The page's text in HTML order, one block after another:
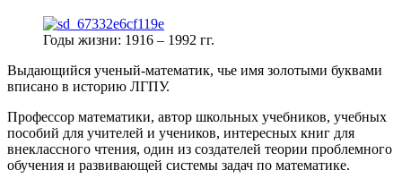
Годы жизни: 1916 – 1992 гг.
Выдающийся ученый-математик, чье имя золотыми буквами
вписано в историю ЛГПУ.
Профессор математики, автор школьных учебников, учебных
пособий для учителей и учеников, интересных книг для
внеклассного чтения, один из создателей теории проблемного
обучения и развивающей системы задач по математике.